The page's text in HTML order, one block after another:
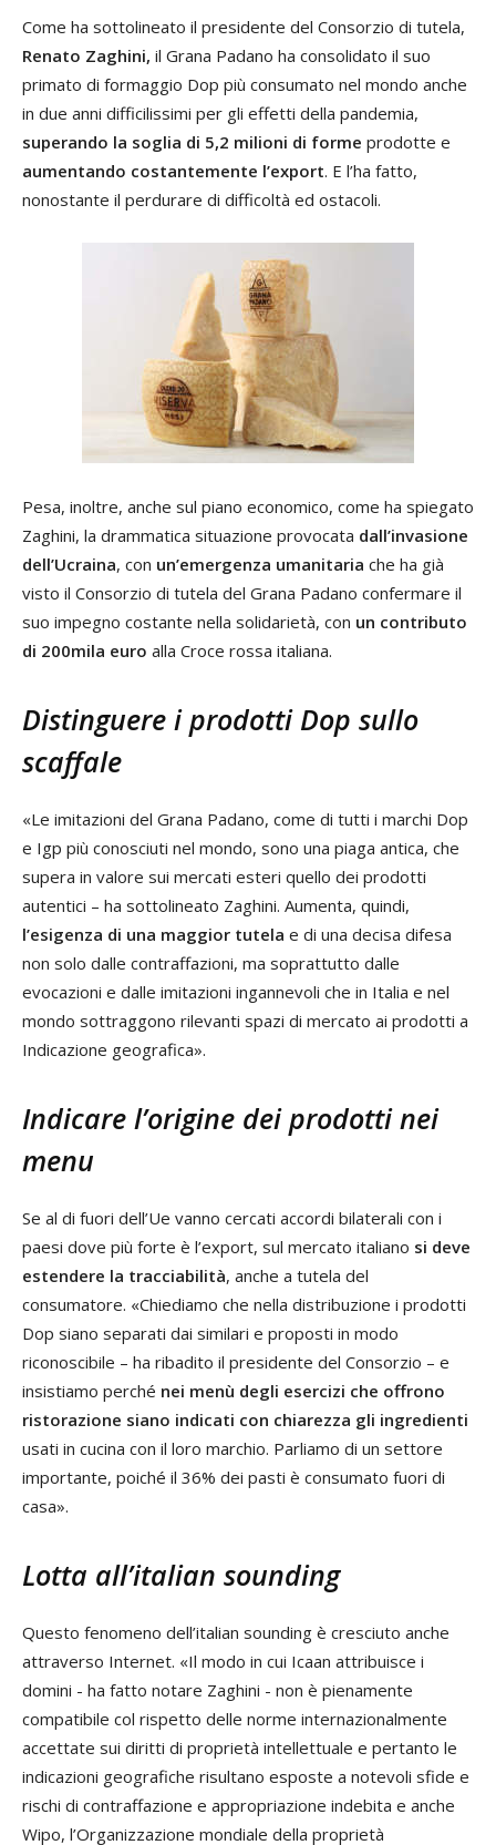
Come ha sottolineato il presidente del Consorzio di tutela,
Renato Zaghini, il Grana Padano ha consolidato il suo
primato di formaggio Dop più consumato nel mondo anche
in due anni difficilissimi per gli effetti della pandemia,
superando la soglia di 5,2 milioni di forme prodotte e
aumentando costantemente l’export. E l’ha fatto,
nonostante il perdurare di difficoltà ed ostacoli.
Pesa, inoltre, anche sul piano economico, come ha spiegato
Zaghini, la drammatica situazione provocata dall’invasione
dell’Ucraina, con un’emergenza umanitaria che ha già
visto il Consorzio di tutela del Grana Padano confermare il
suo impegno costante nella solidarietà, con un contributo
di 200mila euro alla Croce rossa italiana.
Distinguere i prodotti Dop sullo
scaffale
«Le imitazioni del Grana Padano, come di tutti i marchi Dop
e Igp più conosciuti nel mondo, sono una piaga antica, che
supera in valore sui mercati esteri quello dei prodotti
autentici – ha sottolineato Zaghini. Aumenta, quindi,
l’esigenza di una maggior tutela e di una decisa difesa
non solo dalle contraffazioni, ma soprattutto dalle
evocazioni e dalle imitazioni ingannevoli che in Italia e nel
mondo sottraggono rilevanti spazi di mercato ai prodotti a
Indicazione geografica».
Indicare l’origine dei prodotti nei
menu
Se al di fuori dell’Ue vanno cercati accordi bilaterali con i
paesi dove più forte è l’export, sul mercato italiano si deve
estendere la tracciabilità, anche a tutela del
consumatore. «Chiediamo che nella distribuzione i prodotti
Dop siano separati dai similari e proposti in modo
riconoscibile – ha ribadito il presidente del Consorzio – e
insistiamo perché nei menù degli esercizi che offrono
ristorazione siano indicati con chiarezza gli ingredienti
usati in cucina con il loro marchio. Parliamo di un settore
importante, poiché il 36% dei pasti è consumato fuori di
casa».
Lotta all’italian sounding
Questo fenomeno dell’italian sounding è cresciuto anche
attraverso Internet. «Il modo in cui Icaan attribuisce i
domini - ha fatto notare Zaghini - non è pienamente
compatibile col rispetto delle norme internazionalmente
accettate sui diritti di proprietà intellettuale e pertanto le
indicazioni geografiche risultano esposte a notevoli sfide e
rischi di contraffazione e appropriazione indebita e anche
Wipo, l’Organizzazione mondiale della proprietà